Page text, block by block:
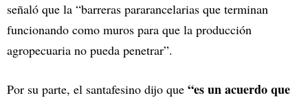
señaló que la “barreras pararancelarias que terminan
funcionando como muros para que la producción
agropecuaria no pueda penetrar”.
Por su parte, el santafesino dijo que “es un acuerdo que